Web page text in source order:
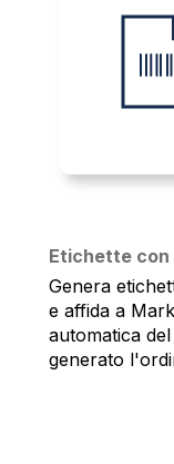
Etichette con
Genera
e affida a
automatica
generato